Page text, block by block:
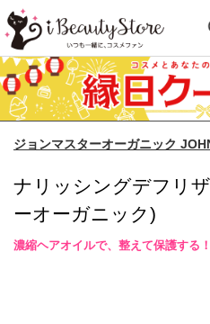
ジョンマスターオーガニック
ナリッシングデフリ
ーオーガニック)
濃縮ヘアオイルで、整えて保護する！